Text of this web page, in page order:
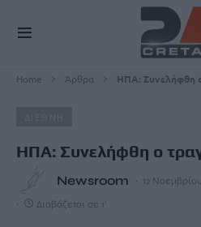
Home Άρθρα ΗΠΑ: Συνελήφθη
ΗΠΑ: Συνελήφθη ο
Newsroom 12
Διαβάζεται σε 1'